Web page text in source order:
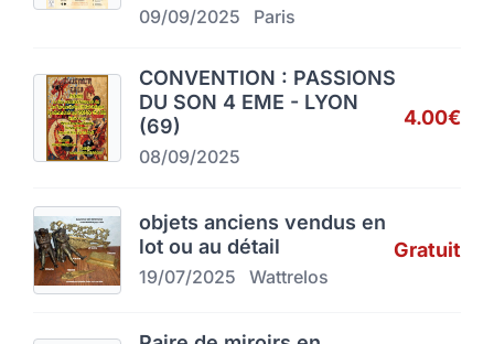
09/09/2025 Paris
CONVENTION : PASSIONS
DU SON 4 EME - LYON
(69)
08/09/2025
4.00€
objets anciens vendus en
lot ou au détail
19/07/2025 Wattrelos
Gratuit